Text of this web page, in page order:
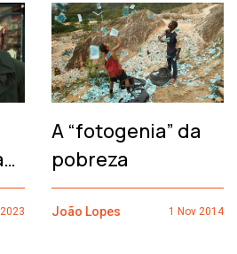
A “fotogenia” da
pobreza
João Lopes 1 Nov 2014